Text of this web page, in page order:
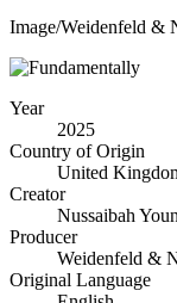
Image/Weidenfeld &
Year
2025
Country of Origin
United
Creator
Nussaibah
Producer
Weidenfeld &
Original Language